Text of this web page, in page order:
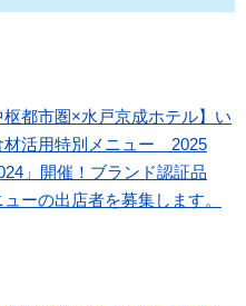
枢都市圏×水戸京成ホテル】い
活用特別メニュー 2025
」開催！ブランド認証品
ーの出店者を募集します。